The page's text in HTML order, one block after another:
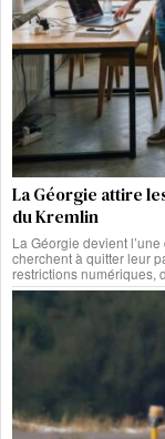
La Géorgie attire
du Kremlin
La Géorgie devient
cherchent à quitter leur
restrictions numériques,